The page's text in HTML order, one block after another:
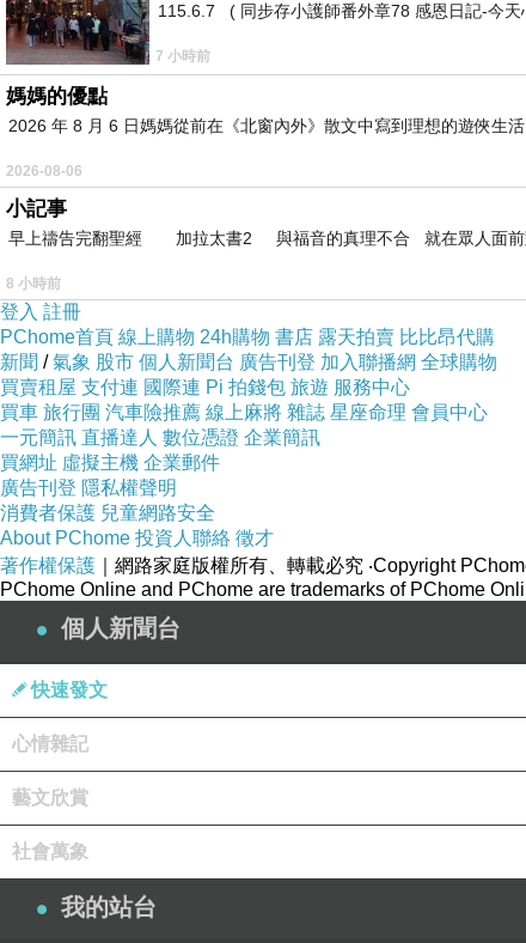
115.6.7 ( 同步存小護師番外章78 感恩日記-今天
7 小時前
媽媽的優點
2026 年 8 月 6 日媽媽從前在《北窗內外》散文中寫到理想的遊俠
2026-08-06
小記事
早上禱告完翻聖經 加拉太書2 與福音的真理不合 就在眾人面前
8 小時前
登入 註冊
PChome首頁 線上購物 24h購物 書店 露天拍賣 比比昂代購
新聞 /氣象 股市 個人新聞台 廣告刊登 加入聯播網 全球購物
買賣租屋 支付連 國際連 Pi 拍錢包 旅遊 服務中心
買車 旅行團 汽車險推薦 線上麻將 雜誌 星座命理 會員中心
一元簡訊 直播達人 數位憑證 企業簡訊
買網址 虛擬主機 企業郵件
廣告刊登 隱私權聲明
消費者保護 兒童網路安全
About PChome 投資人聯絡 徵才
著作權保護 ｜網路家庭版權所有、轉載必究 ‧Copyright
PChome Online and PChome are trademarks of PChome
個人新聞台
快速發文
心情雜記
藝文欣賞
社會萬象
我的站台